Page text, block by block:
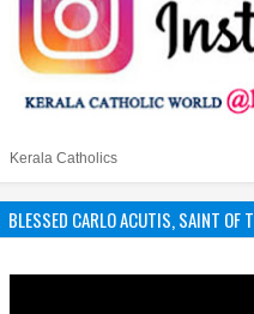
Kerala Catholics
BLESSED CARLO ACUTIS, SAINT OF